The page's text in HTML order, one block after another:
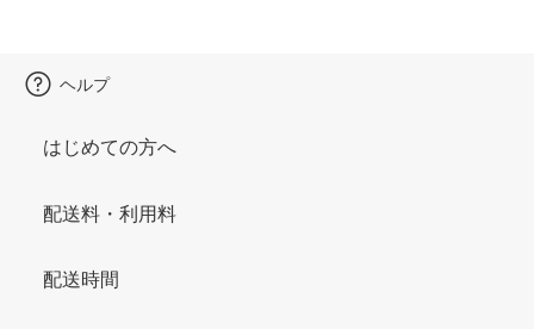
ヘルプ
はじめての方へ
配送料・利用料
配送時間